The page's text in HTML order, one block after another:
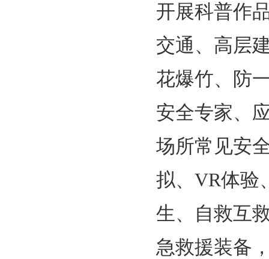
开展科普作
交通、高层
花爆竹、防
安全专家、
场所常见安
拟、VR体验
生、自救互
急救援装备